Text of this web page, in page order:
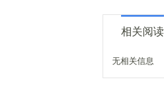
相关阅读
无相关信息